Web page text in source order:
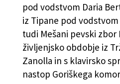
pod vodstvom Daria
iz Tipane pod
tudi Mešani pevski
življenjsko obdobje iz
Zanolla in s klavirsko
nastop Goriškega